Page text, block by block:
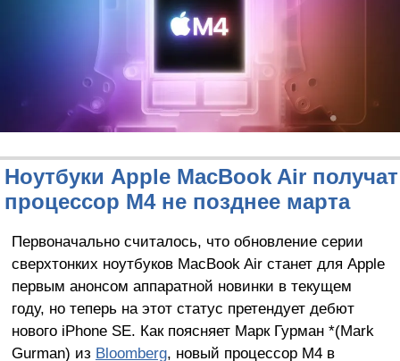
Ноутбуки Apple MacBook Air получат
процессор M4 не позднее марта
Первоначально считалось, что обновление серии
сверхтонких ноутбуков MacBook Air станет для Apple
первым анонсом аппаратной новинки в текущем
году, но теперь на этот статус претендует дебют
нового iPhone SE. Как поясняет Марк Гурман *(Mark
Gurman) из Bloomberg, новый процессор M4 в